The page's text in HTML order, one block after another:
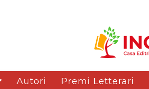
Autori Premi Letterari